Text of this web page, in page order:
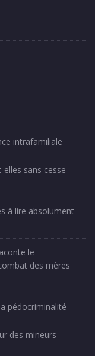
intrafamiliale
sans cesse
à lire absolument
le
des mères
pédocriminalité
des mineurs